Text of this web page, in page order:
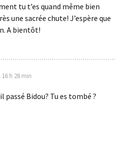
tu t’es quand même bien
une sacrée chute! J’espère que
A bientôt!
16 h 28 min
passé Bidou? Tu es tombé ?